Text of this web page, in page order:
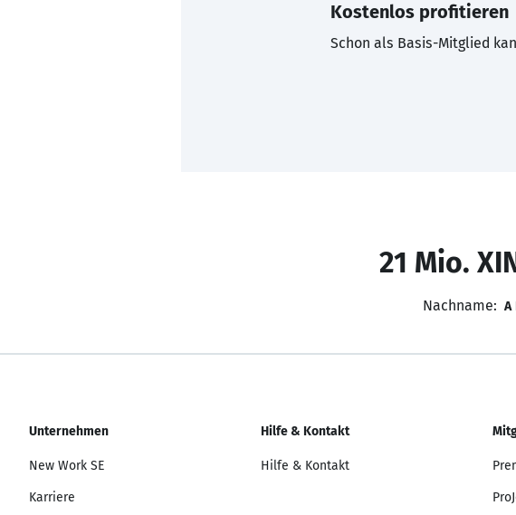
Kostenlos profitieren
Schon als Basis-Mitglied
21 Mio.
Nachname: A
Unternehmen
New Work SE
Karriere
Hilfe & Kontakt
Hilfe & Kontakt